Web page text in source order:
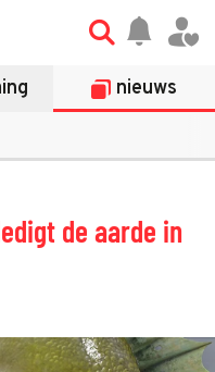
nieuws
de aarde in